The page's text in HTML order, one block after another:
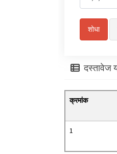
दस्तावेज
क्रमांक
1